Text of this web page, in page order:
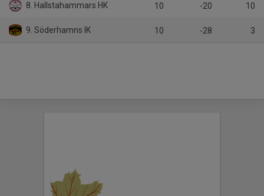
8. Hallstahammars HK 10 -20 10
9. Söderhamns IK 10 -28 3